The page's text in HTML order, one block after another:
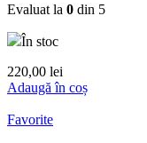
Evaluat la 0 din 5
În stoc
220,00 lei
Adaugă în coș
Favorite